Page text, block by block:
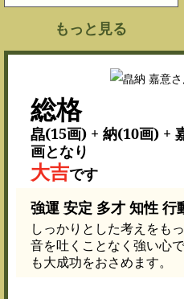
もっと見る
総格
皛(15画) + 納(10画) +
画となり
大吉です
強運 安定 多才 知性 行
しっかりとした考えをも
音を吐くことなく強い心
も大成功をおさめます。